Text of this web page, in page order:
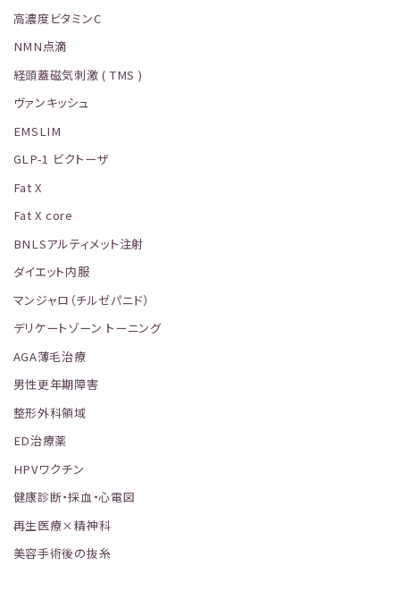
高濃度ビタミンC
NMN点滴
経頭蓋磁気刺激 ( TMS )
ヴァンキッシュ
EMSLIM
GLP-1 ビクトーザ
Fat X
Fat X core
BNLSアルティメット注射
ダイエット内服
マンジャロ（チルゼパニド）
デリケートゾーン トーニング
AGA薄毛治療
男性更年期障害
整形外科領域
ED治療薬
HPVワクチン
健康診断・採血・心電図
再生医療×精神科
美容手術後の抜糸